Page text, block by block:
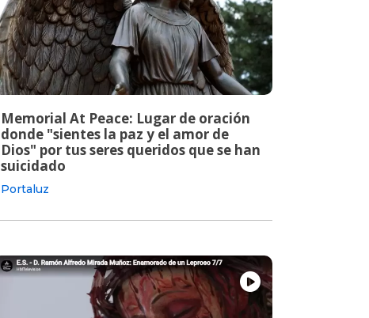
Memorial At Peace: Lugar de oración
donde "sientes la paz y el amor de
Dios" por tus seres queridos que se han
suicidado
Portaluz